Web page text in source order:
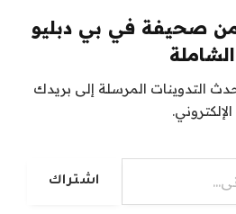
صحيفة في بي دبليو
الشاملة
التدوينات المرسلة إلى بريدك
الإلكتروني.
اشتراك